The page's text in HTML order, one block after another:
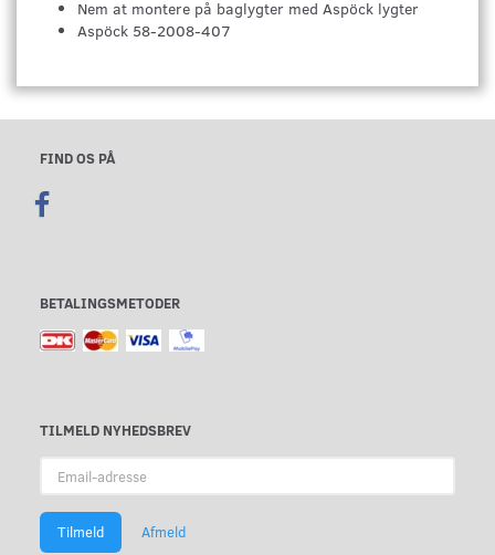
Nem at montere på baglygter med Aspöck lygter
Aspöck 58-2008-407
FIND OS PÅ
BETALINGSMETODER
TILMELD NYHEDSBREV
adresse
Tilmeld Afmeld